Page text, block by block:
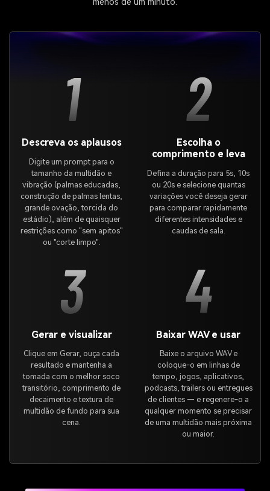
menos de um minuto.
1
Descreva os aplausos
Digite um prompt para o
tamanho da multidão e
vibração (palmas educadas,
construção de palmas lentas,
grande ovação, torcida do
estádio), além de quaisquer
restrições como "sem apitos"
ou "corte limpo".
2
Escolha o
comprimento e leva
Defina a duração para 5s, 10s
ou 20s e selecione quantas
variações você deseja gerar
para comparar rapidamente
diferentes intensidades e
caudas de sala.
3
Gerar e visualizar
Clique em Gerar, ouça cada
resultado e mantenha a
tomada com o melhor soco
transitório, comprimento de
decaimento e textura de
multidão de fundo para sua
cena.
4
Baixar WAV e usar
Baixe o arquivo WAV e
coloque-o em linhas de
tempo, jogos, aplicativos,
podcasts, trailers ou entregues
de clientes — e regenere-o a
qualquer momento se precisar
de uma multidão mais próxima
ou maior.